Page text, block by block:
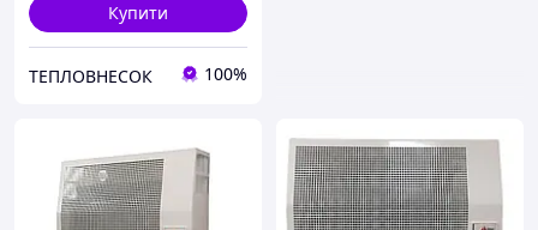
Купити
ТЕПЛОВНЕСОК 100%